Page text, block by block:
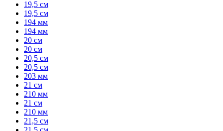
19,5 см
19,5 см
194 мм
194 мм
20 см
20 см
20,5 см
20,5 см
203 мм
21 см
210 мм
21 см
210 мм
21,5 см